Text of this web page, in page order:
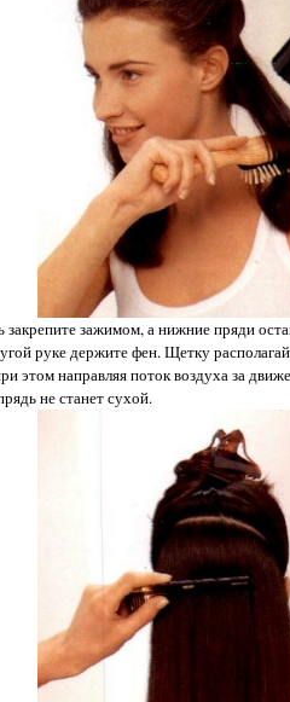
закрепите зажимом, а нижние пряди
руке держите фен. Щетку
этом направляя поток воздуха за
не станет сухой.